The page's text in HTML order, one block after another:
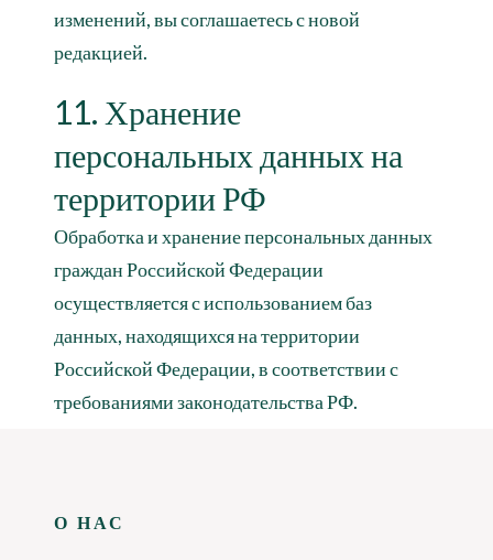
изменений, вы соглашаетесь с новой
редакцией.
11. Хранение
персональных данных на
территории РФ
Обработка и хранение персональных данных
граждан Российской Федерации
осуществляется с использованием баз
данных, находящихся на территории
Российской Федерации, в соответствии с
требованиями законодательства РФ.
О НАС